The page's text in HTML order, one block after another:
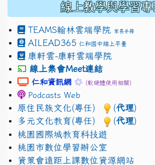
線上教學與學習專
TEAMS翰林雲端學院 家長手冊
AILEAD365 仁和國中線上平臺
康軒雲-康軒雲端學院
線上集會Meet連結
link to https://sites.google.com/
仁和資訊網 link to https://
(軟硬體使用相關)
Podcasts Web
原住民族文化(專任) (代理)
多元文化教育(專任)
(代理)
桃園國際城教育科技遊
桃園市數位學習辦公室
資策會遠距上課數位資源網站